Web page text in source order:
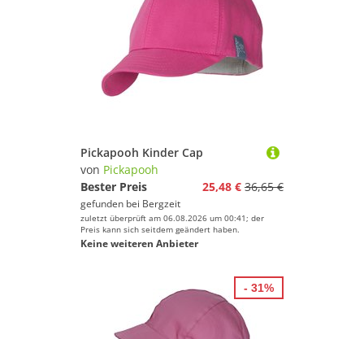
Pickapooh Kinder Cap
von Pickapooh
Bester Preis
25,48 € 36,65 €
gefunden bei Bergzeit
zuletzt überprüft am 06.08.2026 um 00:41; der
Preis kann sich seitdem geändert haben.
Keine weiteren Anbieter
- 31%